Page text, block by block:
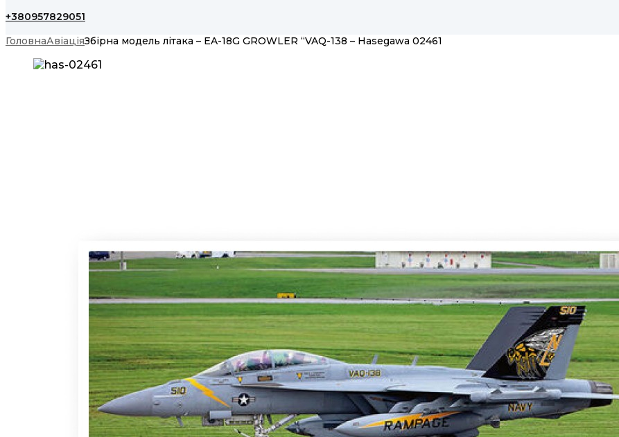
+380957829051
ГоловнаАвіаціяЗбірна модель літака – EA-18G GROWLER “VAQ-138 – Hasegawa 02461